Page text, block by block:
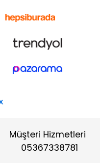
Müşteri Hizmetleri
05367338781